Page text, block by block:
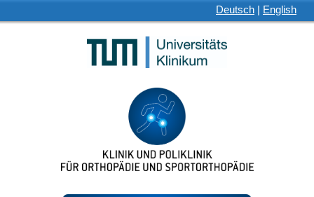
Deutsch | English